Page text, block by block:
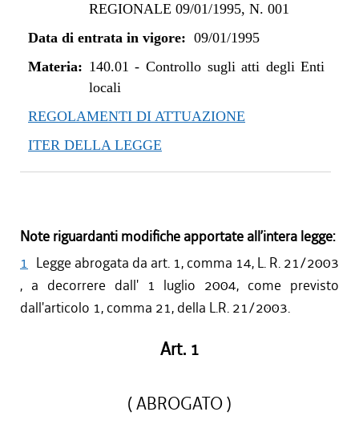
REGIONALE 09/01/1995, N. 001
Data di entrata in vigore: 09/01/1995
Materia: 140.01 - Controllo sugli atti degli Enti
locali
REGOLAMENTI DI ATTUAZIONE
ITER DELLA LEGGE
Note riguardanti modifiche apportate all’intera legge:
1 Legge abrogata da art. 1, comma 14, L. R. 21/2003
, a decorrere dall' 1 luglio 2004, come previsto
dall'articolo 1, comma 21, della L.R. 21/2003.
Art. 1
( ABROGATO )